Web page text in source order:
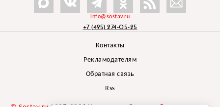
info@sostav.ru
+7 (495) 274-05-25
Контакты
Рекламодателям
Обратная связь
Rss